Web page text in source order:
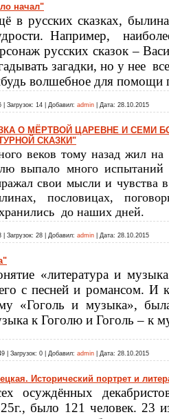
начал"
в русских сказках,
Например,
русских сказок –
загадки, но у нее
волшебное для помощи
Загрузок: 14 Добавил: admin Дата: 28.10.2015
О МЁРТВОЙ ЦАРЕВНЕ И СЕМИ
СКАЗКИ"
веков тому назад жил на
выпало много
свои мысли и чувства в
пословицах,
до наших дней.
Загрузок: 28 Добавил: admin Дата: 28.10.2015
«литература и
с песней и романсом. И
«Гоголь и музыка»,
к Гоголю и Гоголь – к
Загрузок: 0 Добавил: admin Дата: 28.10.2015
Исторический портрет и
осуждённых
было 121 человек. 23